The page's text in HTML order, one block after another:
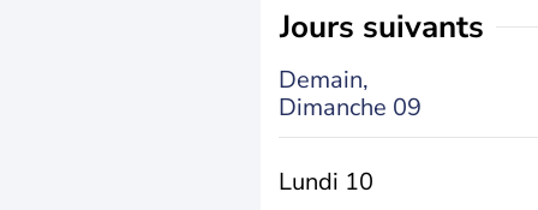
jours suivants
Demain,
Dimanche 09
Lundi 10